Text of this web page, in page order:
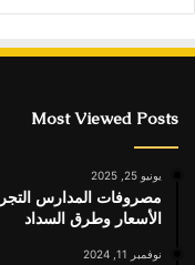
Most Viewed Posts
يونيو 25, 2025
الأسعار وطرق السداد
نوفمبر 11, 2024